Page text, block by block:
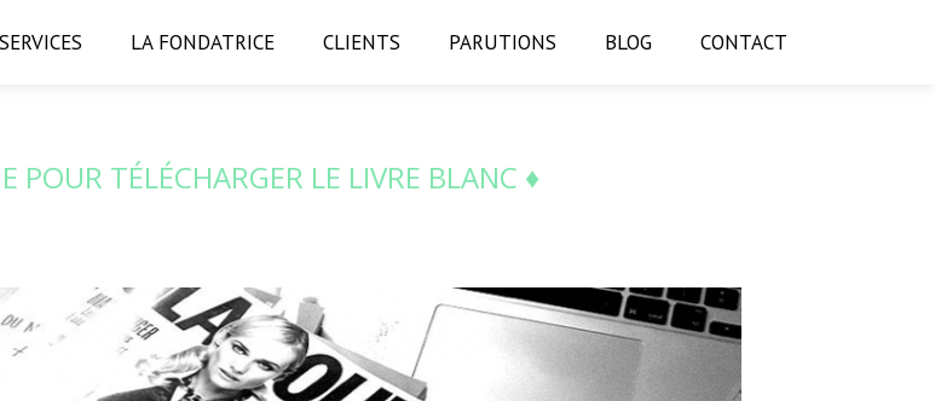
SERVICES LA FONDATRICE CLIENTS PARUTIONS BLOG CONTACT
POUR TÉLÉCHARGER LE LIVRE BLANC ♦